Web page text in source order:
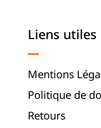
Liens utiles
Mentions
Politique de
Retours